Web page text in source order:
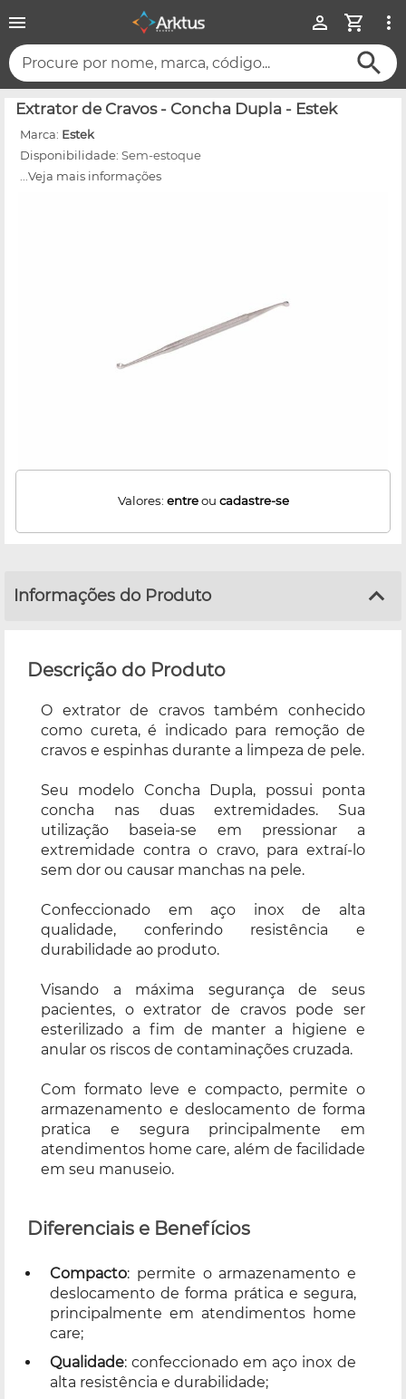
Procure por nome, marca, código...
Extrator de Cravos - Concha Dupla - Estek
Marca: Estek
Disponibilidade: Sem-estoque
...Veja mais informações
Valores: entreou cadastre-se
Informações do Produto
Descrição do Produto
O extrator de cravos também conhecido
como cureta, é indicado para remoção de
cravos e espinhas durante a limpeza de pele.
Seu modelo Concha Dupla, possui ponta
concha nas duas extremidades. Sua
utilização baseia-se em pressionar a
extremidade contra o cravo, para extraí-lo
sem dor ou causar manchas na pele.
Confeccionado em aço inox de alta
qualidade, conferindo resistência e
durabilidade ao produto.
Visando a máxima segurança de seus
pacientes, o extrator de cravos pode ser
esterilizado a fim de manter a higiene e
anular os riscos de contaminações cruzada.
Com formato leve e compacto, permite o
armazenamento e deslocamento de forma
pratica e segura principalmente em
atendimentos home care, além de facilidade
em seu manuseio.
Diferenciais e Benefícios
Compacto: permite o armazenamento e
deslocamento de forma prática e segura,
principalmente em atendimentos home
care;
Qualidade: confeccionado em aço inox de
alta resistência e durabilidade;